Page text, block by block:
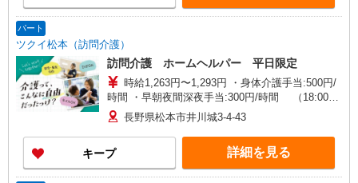
パート
ツクイ松本（訪問介護）
訪問介護 ホームヘルパー 平日限定
時給1,263円〜1,293円 ・身体介護手当:500円/
時間 ・早朝夜間深夜手当:300円/時間 （18:00〜
翌07:59の時間帯） ・ICT手当:2,000円/月 ・深夜
割増は別途支給 ・ケア→ケアの移動時間も賃金
（時給）を支給 ・特定事業所加算手当:60円/時間
含む ※給与幅は資格・経験等による
長野県松本市井川城3-4-43
キープ 詳細を見る